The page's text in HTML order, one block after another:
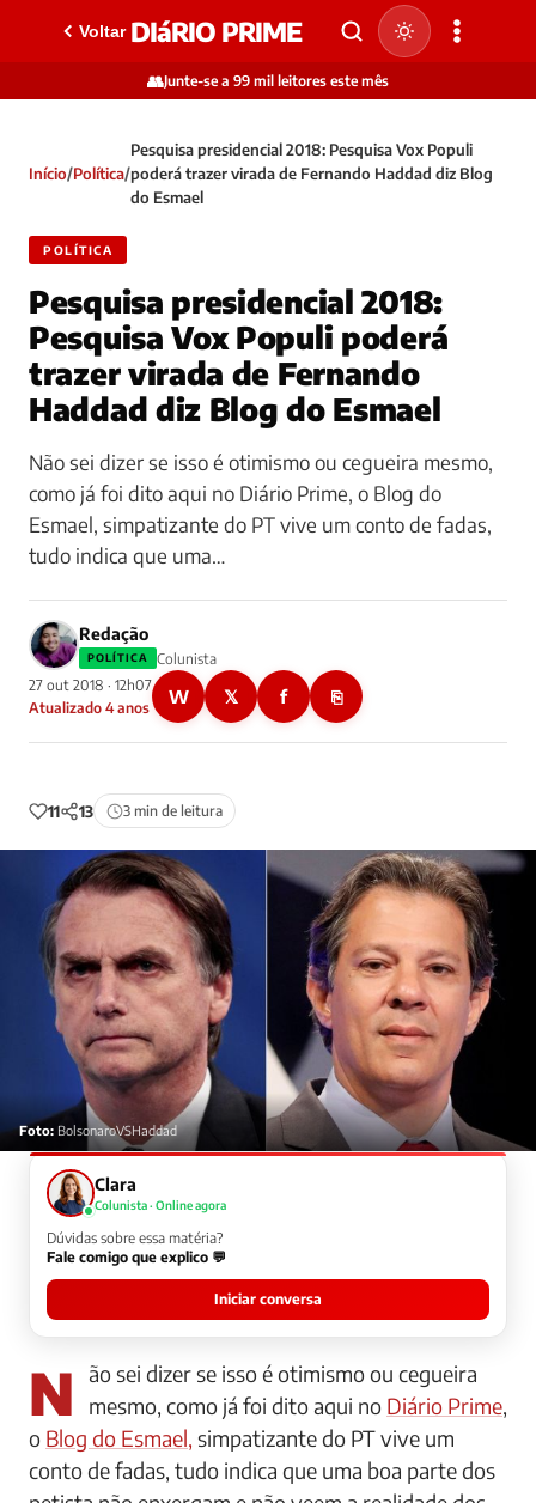
Voltar DIáRIO PRIME
👥Junte-se a 99 mil leitores este mês
Início/Política/
Pesquisa presidencial 2018: Pesquisa Vox Populi
poderá trazer virada de Fernando Haddad diz Blog
do Esmael
POLÍTICA
Pesquisa presidencial 2018:
Pesquisa Vox Populi poderá
trazer virada de Fernando
Haddad diz Blog do Esmael
Não sei dizer se isso é otimismo ou cegueira mesmo,
como já foi dito aqui no Diário Prime, o Blog do
Esmael, simpatizante do PT vive um conto de fadas,
tudo indica que uma…
Redação
POLÍTICA
Colunista
27 out 2018 · 12h07
Atualizado 4 anos
W 𝕏 f ⎘
11 13 3 min de leitura
Foto: BolsonaroVSHaddad
Clara
Colunista · Online agora
Dúvidas sobre essa matéria?
Fale comigo que explico 💬
Iniciar conversa
Não sei dizer se isso é otimismo ou cegueira mesmo, como já foi dito aqui no Diário Prime,
o Blog do Esmael, simpatizante do PT vive um
conto de fadas, tudo indica que uma boa parte dos